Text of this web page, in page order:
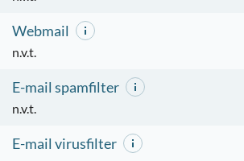
Webmail
n.v.t.
E-mail spamfilter
n.v.t.
E-mail virusfilter